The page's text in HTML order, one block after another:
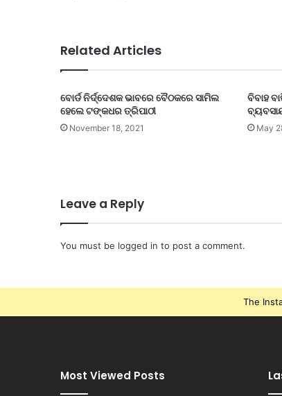
Related Articles
ବୋର୍ଡ ନିର୍ଦ୍ଦେଶକ ଭାବରେ ବୈଠକରେ ସାମିଲ
ହେଲେ ଟଙ୍କଧର ତ୍ରିପାଠୀ
November 18, 2021
ବିବାହ
May
Leave a Reply
You must be logged in to post a comment.
The
Most Viewed Posts